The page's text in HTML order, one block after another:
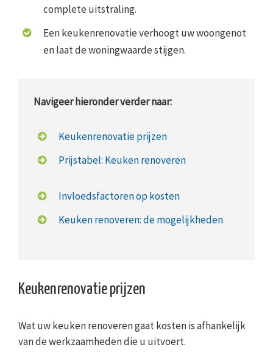
complete uitstraling.
Een keukenrenovatie verhoogt uw woongenot
en laat de woningwaarde stijgen.
Navigeer hieronder verder naar:
Keukenrenovatie prijzen
Prijstabel: Keuken renoveren
Invloedsfactoren op kosten
Keuken renoveren: de mogelijkheden
Keukenrenovatie prijzen
Wat uw keuken renoveren gaat kosten is afhankelijk
van de werkzaamheden die u uitvoert.